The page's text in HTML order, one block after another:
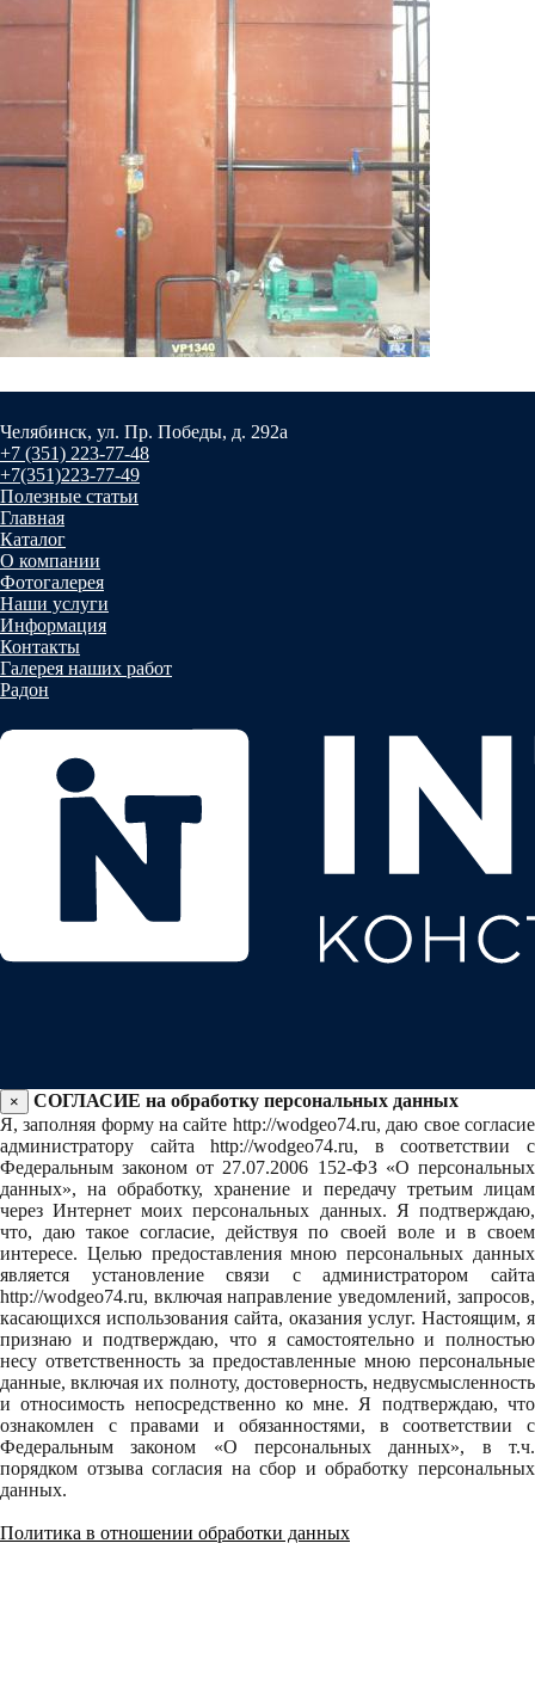
Челябинск, ул. Пр. Победы, д. 292а
+7 (351) 223-77-48
+7(351)223-77-49
Полезные статьи
Главная
Каталог
О компании
Фотогалерея
Наши услуги
Информация
Контакты
Галерея наших работ
Радон
×
СОГЛАСИЕ на обработку персональных данных
Я, заполняя форму на сайте http://wodgeo74.ru, даю свое согласие
администратору сайта http://wodgeo74.ru, в соответствии с
Федеральным законом от 27.07.2006 152-ФЗ «О персональных
данных», на обработку, хранение и передачу третьим лицам
через Интернет моих персональных данных. Я подтверждаю,
что, даю такое согласие, действуя по своей воле и в своем
интересе. Целью предоставления мною персональных данных
является установление связи с администратором сайта
http://wodgeo74.ru, включая направление уведомлений, запросов,
касающихся использования сайта, оказания услуг. Настоящим, я
признаю и подтверждаю, что я самостоятельно и полностью
несу ответственность за предоставленные мною персональные
данные, включая их полноту, достоверность, недвусмысленность
и относимость непосредственно ко мне. Я подтверждаю, что
ознакомлен с правами и обязанностями, в соответствии с
Федеральным законом «О персональных данных», в т.ч.
порядком отзыва согласия на сбор и обработку персональных
данных.
Политика в отношении обработки данных